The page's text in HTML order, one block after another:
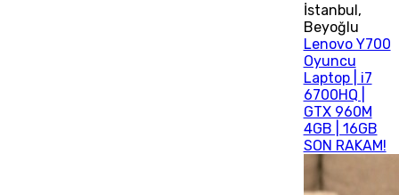
İstanbul,
Beyoğlu
Lenovo Y700
Oyuncu
Laptop | i7
6700HQ |
GTX 960M
4GB | 16GB
SON RAKAM!